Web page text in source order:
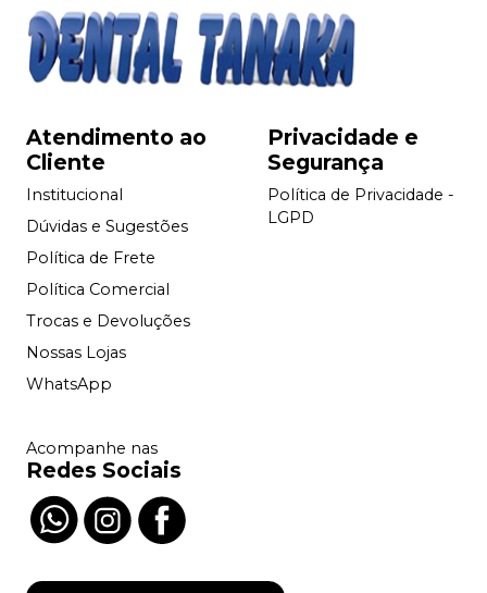
Atendimento ao
Cliente
Institucional
Dúvidas e Sugestões
Política de Frete
Política Comercial
Trocas e Devoluções
Nossas Lojas
WhatsApp
Privacidade e
Segurança
Política de Privacidade -
LGPD
Acompanhe nas
Redes Sociais